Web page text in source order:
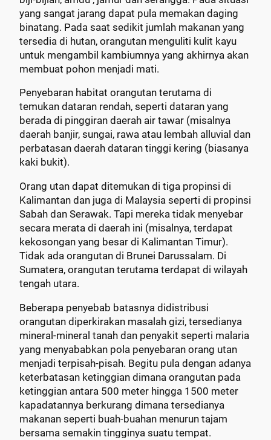
yang sangat jarang dapat pula memakan daging
binatang. Pada saat sedikit jumlah makanan yang
tersedia di hutan, orangutan menguliti kulit kayu
untuk mengambil kambiumnya yang akhirnya akan
membuat pohon menjadi mati.
Penyebaran habitat orangutan terutama di
temukan dataran rendah, seperti dataran yang
berada di pinggiran daerah air tawar (misalnya
daerah banjir, sungai, rawa atau lembah alluvial dan
perbatasan daerah dataran tinggi kering (biasanya
kaki bukit).
Orang utan dapat ditemukan di tiga propinsi di
Kalimantan dan juga di Malaysia seperti di propinsi
Sabah dan Serawak. Tapi mereka tidak menyebar
secara merata di daerah ini (misalnya, terdapat
kekosongan yang besar di Kalimantan Timur).
Tidak ada orangutan di Brunei Darussalam. Di
Sumatera, orangutan terutama terdapat di wilayah
tengah utara.
Beberapa penyebab batasnya didistribusi
orangutan diperkirakan masalah gizi, tersedianya
mineral-mineral tanah dan penyakit seperti malaria
yang menyababkan pola penyebaran orang utan
menjadi terpisah-pisah. Begitu pula dengan adanya
keterbatasan ketinggian dimana orangutan pada
ketinggian antara 500 meter hingga 1500 meter
kapadatannya berkurang dimana tersedianya
makanan seperti buah-buahan menurun tajam
bersama semakin tingginya suatu tempat.